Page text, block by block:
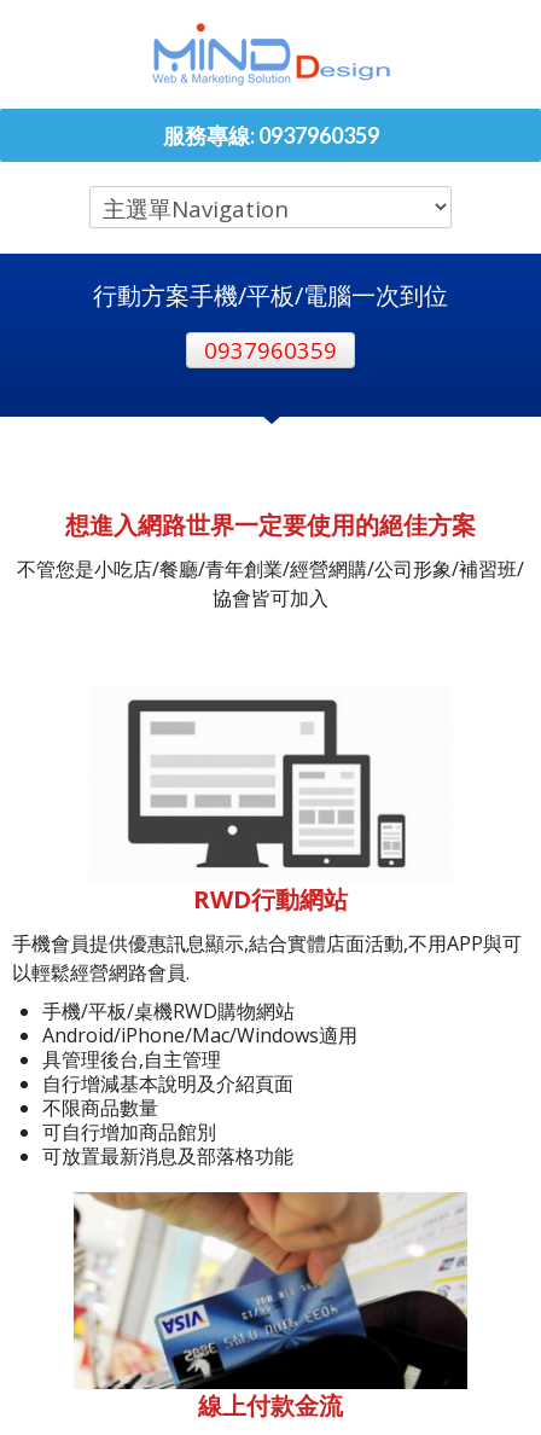
服務專線: 0937960359
行動方案手機/平板/電腦一次到位
0937960359
想進入網路世界一定要使用的絕佳方案
不管您是小吃店/餐廳/青年創業/經營網購/公司形象/補習班/
協會皆可加入
RWD行動網站
手機會員提供優惠訊息顯示,結合實體店面活動,不用APP與可
以輕鬆經營網路會員.
手機/平板/桌機RWD購物網站
Android/iPhone/Mac/Windows適用
具管理後台,自主管理
自行增減基本說明及介紹頁面
不限商品數量
可自行增加商品館別
可放置最新消息及部落格功能
線上付款金流